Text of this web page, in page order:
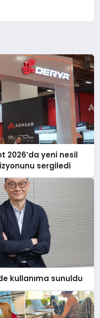
2026’da yeni nesil
sergiledi
kullanıma sunuldu